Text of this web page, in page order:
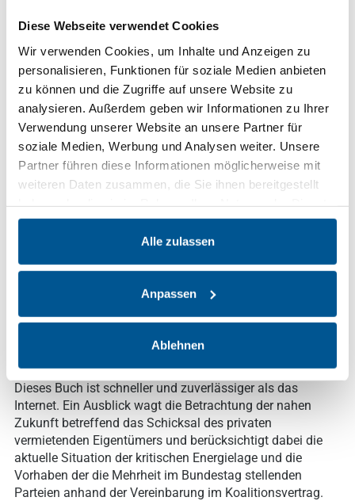
Diese Webseite verwendet Cookies
Wir verwenden Cookies, um Inhalte und Anzeigen zu
personalisieren, Funktionen für soziale Medien anbieten
zu können und die Zugriffe auf unsere Website zu
analysieren. Außerdem geben wir Informationen zu Ihrer
Verwendung unserer Website an unsere Partner für
soziale Medien, Werbung und Analysen weiter. Unsere
Partner führen diese Informationen möglicherweise mit
weiteren Daten zusammen, die Sie ihnen bereitgestellt
gesammelt haben.
Alle zulassen
Anpassen
Ablehnen
Vermieter, Eigentümer, Verwalter, Rechtsberater und
Rechtsanwälte wollen auf ihre Fragen zuverlässig und
schnell Antworten erhalten. Aus der über 25-jährigen
Erfahrung als Berater in einem Berliner Ortsverein von
Haus & Grund und Referent in der Aus- und Fortbildung
von Fachanwälten für Miet- und
Wohnungseigentumsrecht formuliert der Autor das
Angebot auf eine umfassende, aber dennoch kurz
eine besondere Beachtung eingeräumt; auf die Darstellung
unterschiedlicher Ansichten in der Literatur wird
Wohnraummietrecht systematisch und verständlich
dargestellt. Von Abmahnung bis Zurückbehaltungsrechte
Erwähnung. Am Ende eines jeden Abschnitts findet sich
für den schnellen Überblick eine kurze Zusammenfassung.
Dieses Buch ist schneller und zuverlässiger als das
Internet. Ein Ausblick wagt die Betrachtung der nahen
Zukunft betreffend das Schicksal des privaten
vermietenden Eigentümers und berücksichtigt dabei die
aktuelle Situation der kritischen Energielage und die
Vorhaben der die Mehrheit im Bundestag stellenden
Parteien anhand der Vereinbarung im Koalitionsvertrag.